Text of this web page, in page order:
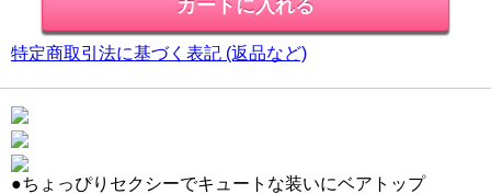
特定商取引法に基づく表記 (返品など)
●ちょっぴりセクシーでキュートな装いにベアトップ